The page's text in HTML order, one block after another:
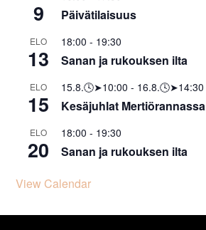
9 Päivätilaisuus
ELO
13
18:00 - 19:30
Sanan ja rukouksen ilta
ELO
15
15.8.🕓➤10:00 - 16.8.🕓➤14:30
Kesäjuhlat Mertiörannassa
ELO
20
18:00 - 19:30
Sanan ja rukouksen ilta
View Calendar